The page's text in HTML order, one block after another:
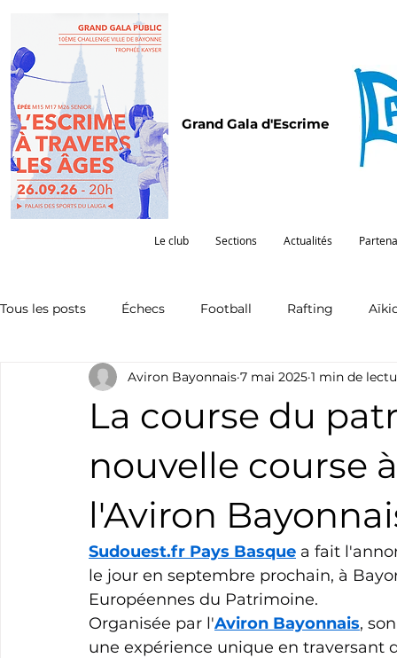
Grand Gala d'Escrime
Le club Sections Actualités
Tous les posts Échecs Football Rafting
Omnisports Partenariat Pelote Pentathlon
Tennis
Cyclotourisme Surf Basket
La course du
nouvelle course
l'Aviron
Aviron Bayonnais 7 mai 2025 1 min de
Sudouest.fr Pays Basque a fait
le jour en septembre prochain, à
Européennes du Patrimoine.
Organisée par l'Aviron Bayonnais,
une expérience unique en